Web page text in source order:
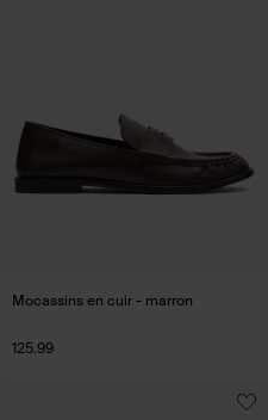
Mocassins en cuir - marron
125.99